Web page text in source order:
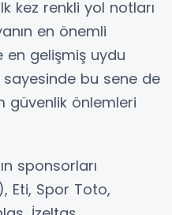
kez renkli yol notları
en önemli
en gelişmiş uydu
bu sene de
güvenlik önlemleri
sponsorları
Eti, Spor Toto,